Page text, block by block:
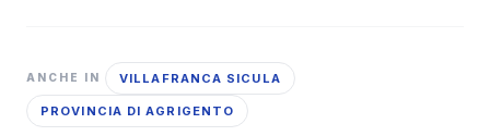
ANCHE IN VILLAFRANCA SICULA
PROVINCIA DI AGRIGENTO